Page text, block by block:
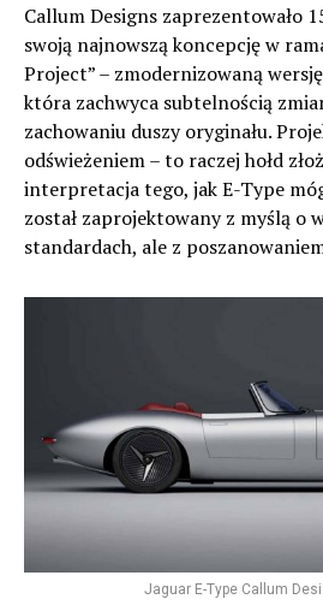
Callum Designs zaprezentowało
swoją najnowszą koncepcję w
Project” – zmodernizowaną
która zachwyca subtelnością
zachowaniu duszy oryginału.
odświeżeniem – to raczej hołd
interpretacja tego, jak E-Type
został zaprojektowany z myślą o
standardach, ale z
Jaguar E-Type Callum